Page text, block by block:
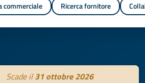
commerciale Ricerca fornitore
Scade il31 ottobre 2026